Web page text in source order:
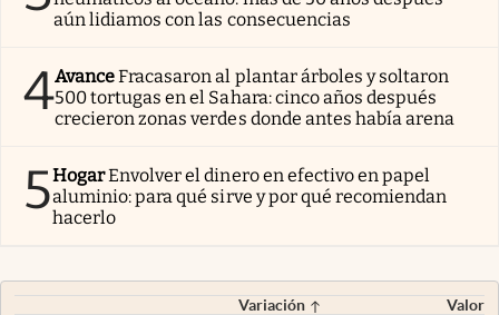
aún lidiamos con las consecuencias
4AvanceFracasaron al plantar árboles y soltaron
500 tortugas en el Sahara: cinco años después
crecieron zonas verdes donde antes había arena
5HogarEnvolver el dinero en efectivo en papel
aluminio: para qué sirve y por qué recomiendan
hacerlo
Variación
Valor